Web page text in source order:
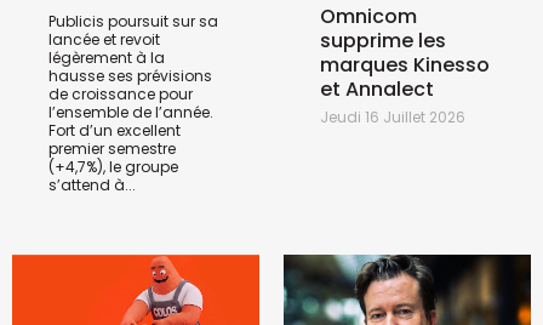
Publicis poursuit sur sa
lancée et revoit
légèrement à la
hausse ses prévisions
de croissance pour
l’ensemble de l’année.
Fort d’un excellent
premier semestre
(+4,7%), le groupe
s’attend à...
Omnicom
supprime les
marques Kinesso
et Annalect
Jeudi 16 Juillet 2026